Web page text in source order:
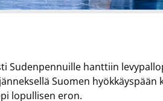
Sudenpennuille hanttiin
Suomen
lopullisen eron.